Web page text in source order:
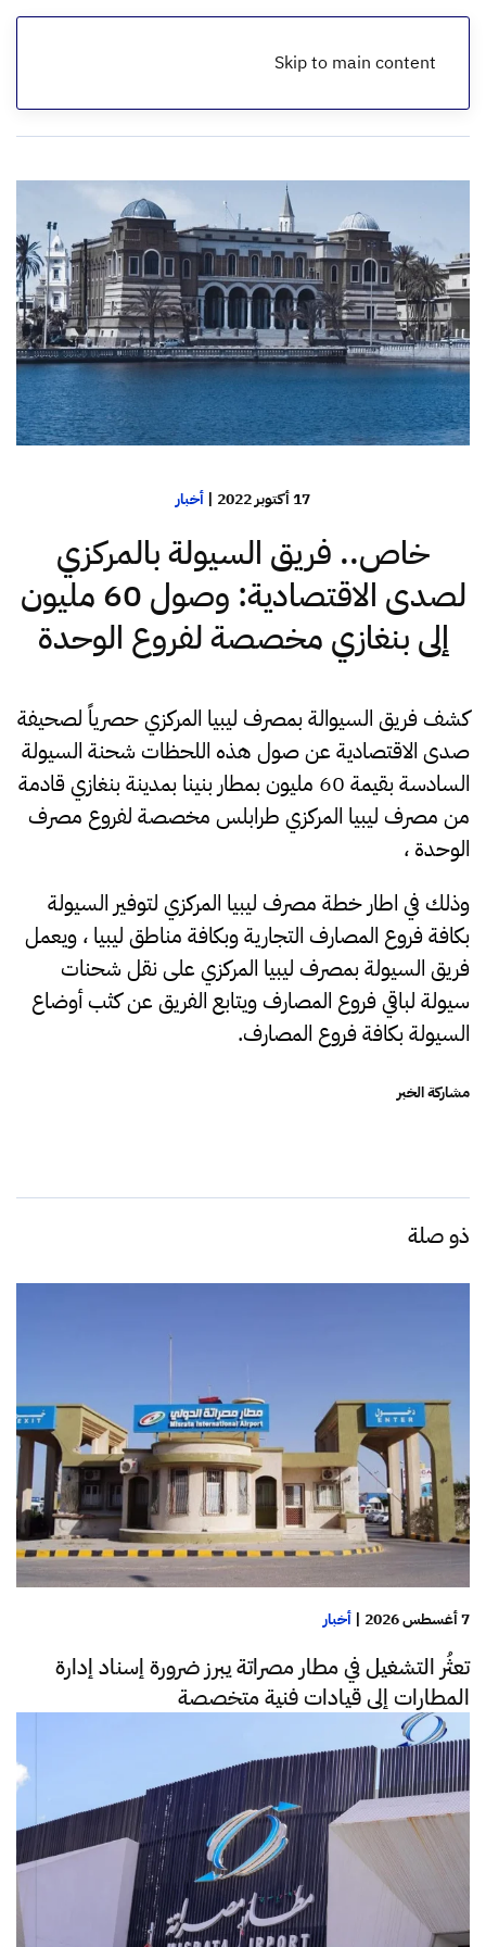
Skip to main content
الرئيسية
17 أكتوبر 2022 | أخبار
خاص.. فريق السيولة بالمركزي
لصدى الاقتصادية: وصول 60 مليون
إلى بنغازي مخصصة لفروع الوحدة
كشف فريق السيوالة بمصرف ليبيا المركزي حصرياً لصحيفة
صدى الاقتصادية عن صول هذه اللحظات شحنة السيولة
السادسة بقيمة 60 مليون بمطار بنينا بمدينة بنغازي قادمة
من مصرف ليبيا المركزي طرابلس مخصصة لفروع مصرف
الوحدة ،
وذلك في اطار خطة مصرف ليبيا المركزي لتوفير السيولة
بكافة فروع المصارف التجارية وبكافة مناطق ليبيا ، ويعمل
فريق السيولة بمصرف ليبيا المركزي على نقل شحنات
سيولة لباقي فروع المصارف ويتابع الفريق عن كثب أوضاع
السيولة بكافة فروع المصارف.
مشاركة الخبر
ذو صلة
7 أغسطس 2026 | أخبار
تعثُر التشغيل في مطار مصراتة يبرز ضرورة إسناد إدارة
المطارات إلى قيادات فنية متخصصة